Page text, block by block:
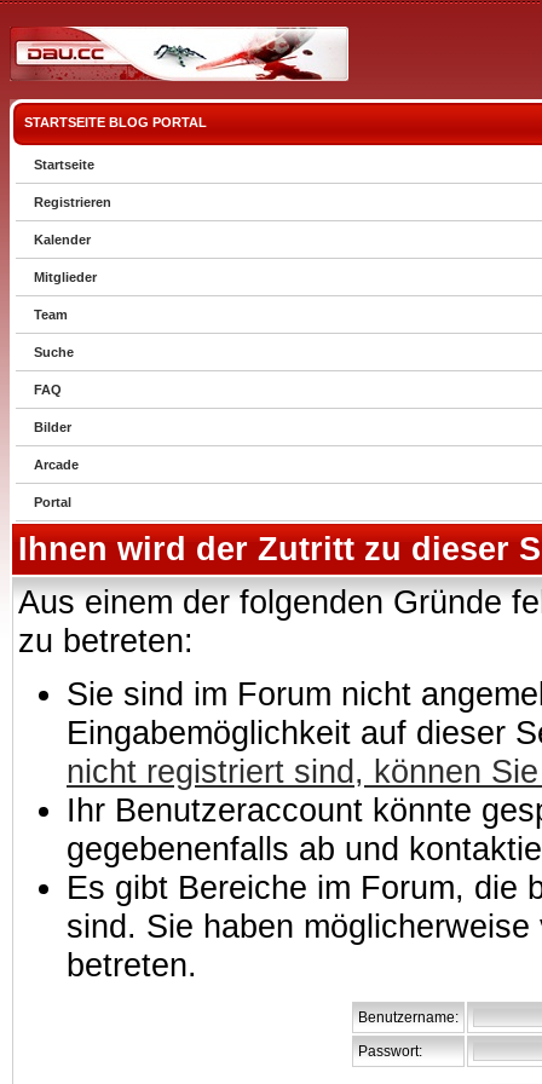
STARTSEITE BLOG PORTAL
Startseite
Registrieren
Kalender
Mitglieder
Team
Suche
FAQ
Bilder
Arcade
Portal
Ihnen wird der Zutritt zu dieser
Aus einem der folgenden Gründe
zu betreten:
Sie sind im Forum nicht
Eingabemöglichkeit auf dieser
nicht registriert sind, können
Ihr Benutzeraccount könnte
gegebenenfalls ab und
Es gibt Bereiche im Forum, die
sind. Sie haben
betreten.
Benutzername:
Passwort: